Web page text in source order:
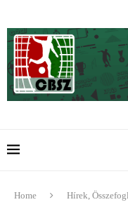
Home Hírek,